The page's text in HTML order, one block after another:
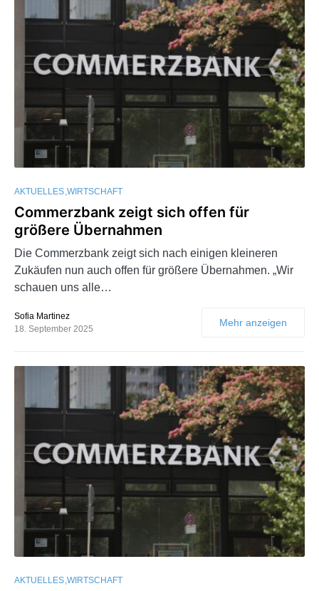
AKTUELLES WIRTSCHAFT
Commerzbank zeigt sich offen für
größere Übernahmen
Die Commerzbank zeigt sich nach einigen kleineren
Zukäufen nun auch offen für größere Übernahmen. „Wir
schauen uns alle…
Sofia Martinez
18. September 2025
Mehr anzeigen
AKTUELLES WIRTSCHAFT